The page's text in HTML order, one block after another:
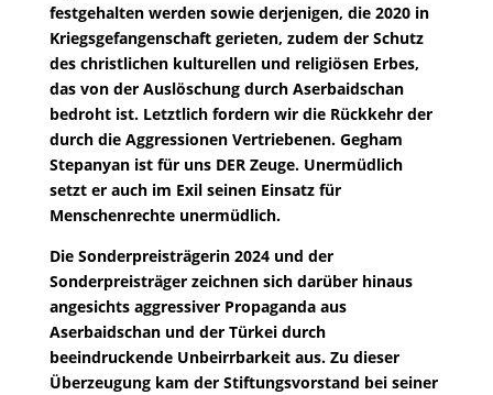
festgehalten werden sowie derjenigen, die 2020 in
Kriegsgefangenschaft gerieten, zudem der Schutz
des christlichen kulturellen und religiösen Erbes,
das von der Auslöschung durch Aserbaidschan
bedroht ist. Letztlich fordern wir die Rückkehr der
durch die Aggressionen Vertriebenen. Gegham
Stepanyan ist für uns DER Zeuge. Unermüdlich
setzt er auch im Exil seinen Einsatz für
Menschenrechte unermüdlich.
Die Sonderpreisträgerin 2024 und der
Sonderpreisträger zeichnen sich darüber hinaus
angesichts aggressiver Propaganda aus
Aserbaidschan und der Türkei durch
beeindruckende Unbeirrbarkeit aus. Zu dieser
Überzeugung kam der Stiftungsvorstand bei seiner